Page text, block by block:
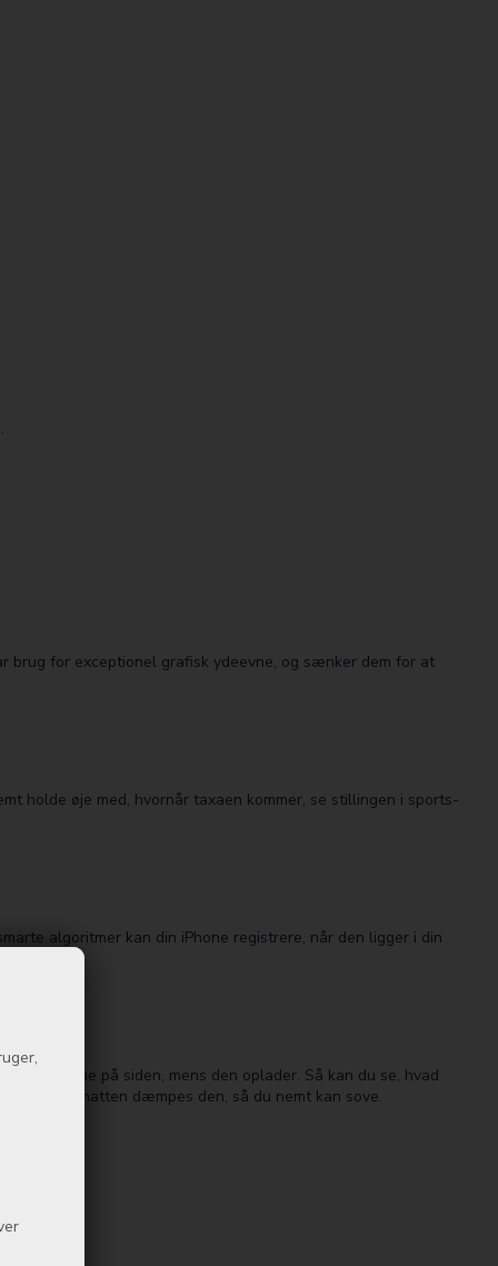
brug for exceptionel grafisk ydeevne, og sænker dem for at
holde øje med, hvornår taxaen kommer, se stillingen i sports­
algoritmer kan din iPhone registrere, når den ligger i din
din iPhone på siden, mens den oplader. Så kan du se, hvad
og om natten dæmpes den, så du nemt kan sove.